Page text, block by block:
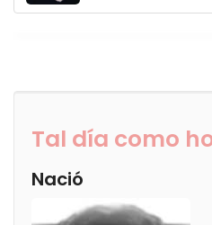
Tal día como
Nació